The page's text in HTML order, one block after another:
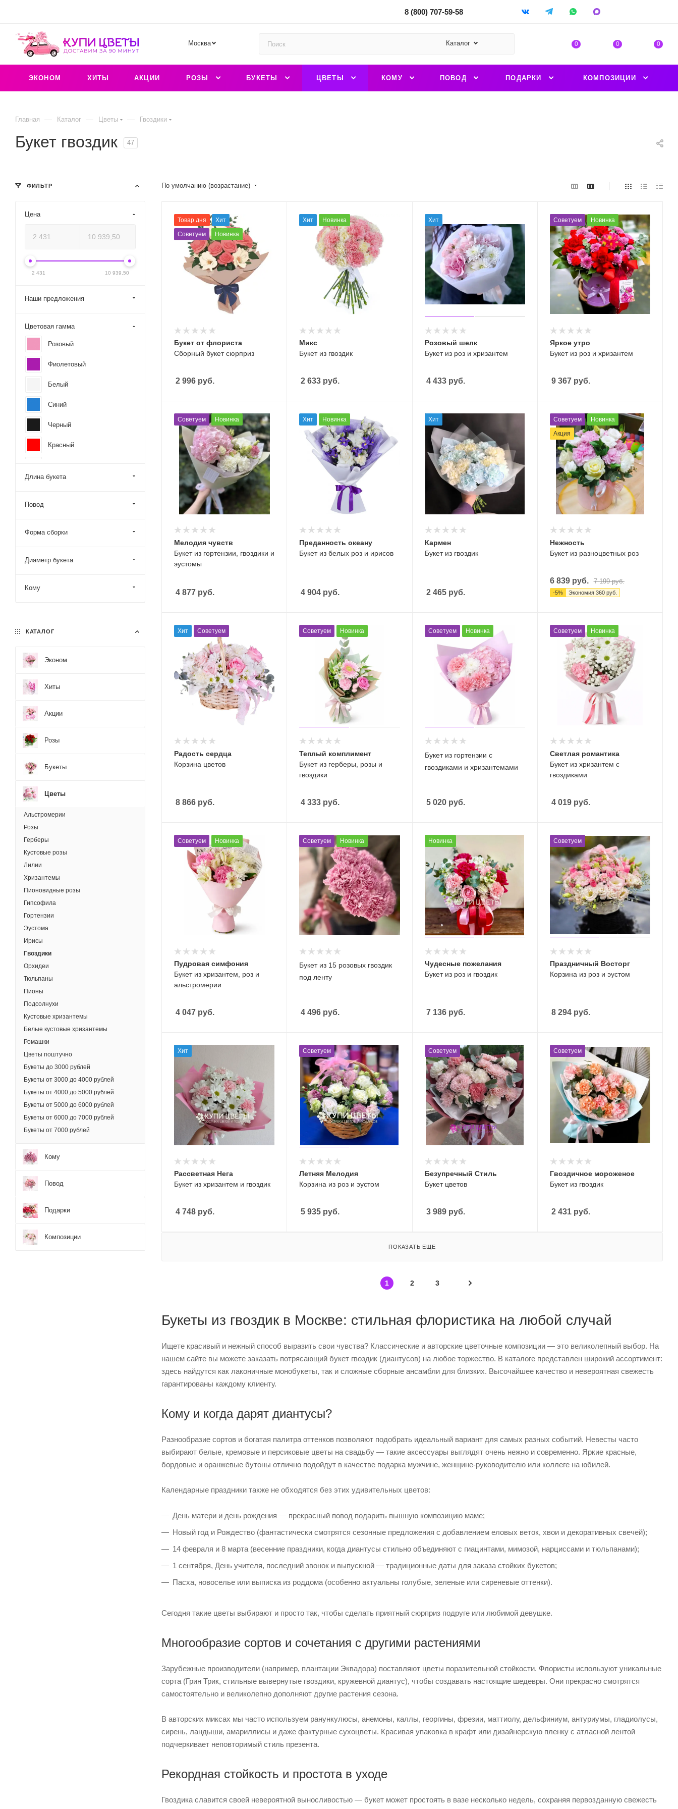
8 (800) 707-59-58
Москва Каталог 0 0 0
ЭКОНОМ ХИТЫ АКЦИИ РОЗЫ БУКЕТЫ ЦВЕТЫ КОМУ ПОВОД ПОДАРКИ КОМПОЗИЦИИ
Главная — Каталог — Цветы — Гвоздики
Букет гвоздик 47
По умолчанию (возрастание)
Товар дня
Хит
Советуем
Новинка
Сборный букет сюрприз
Букет от флориста
2 996 руб.
Хит Новинка
Букет из гвоздик
Микс
2 633 руб.
Хит
Букет из роз и хризантем
Розовый шелк
4 433руб.
Советуем Новинка
Букет из роз и хризантем
Яркое утро
9 367руб.
Советуем Новинка
Букет из гортензии, гвоздики и
эустомы
Мелодия чувств
4 877 руб.
Хит Новинка
Букет из белых роз и ирисов
Преданность океану
4 904 руб.
Хит
Букет из гвоздик
Кармен
2 465руб.
Советуем
Новинка
Акция
Букет из разноцветных роз
Нежность
6 839руб. 7 199руб.
-5% Экономия 360руб.
Хит Советуем
Корзина цветов
Радость сердца
8 866 руб.
Советуем Новинка
Букет из герберы, розы и
гвоздики
Теплый комплимент
4 333 руб.
Советуем Новинка
Букет из гортензии с
гвоздиками и хризантемами
5 020руб.
Советуем Новинка
Букет из хризантем с
гвоздиками
Светлая романтика
4 019руб.
Советуем Новинка
Букет из хризантем, роз и
альстромерии
Пудровая симфония
4 047 руб.
Советуем Новинка
Букет из 15 розовых гвоздик
под ленту
4 496 руб.
Новинка
Букет из роз и гвоздик
Чудесные пожелания
7 136руб.
Советуем
Корзина из роз и эустом
Праздничный Восторг
8 294руб.
Хит
Букет из хризантем и гвоздик
Рассветная Нега
4 748 руб.
Советуем
Корзина из роз и эустом
Летняя Мелодия
5 935 руб.
Советуем
Букет цветов
Безупречный Стиль
3 989руб.
Советуем
Букет из гвоздик
Гвоздичное мороженое
2 431руб.
ПОКАЗАТЬ ЕЩЕ
1 2 3
Букеты из гвоздик в Москве: стильная флористика на любой случай
Ищете красивый и нежный способ выразить свои чувства? Классические и авторские цветочные композиции — это великолепный выбор. На
нашем сайте вы можете заказать потрясающий букет гвоздик (диантусов) на любое торжество. В каталоге представлен широкий ассортимент:
здесь найдутся как лаконичные монобукеты, так и сложные сборные ансамбли для близких. Высочайшее качество и невероятная свежесть
гарантированы каждому клиенту.
Кому и когда дарят диантусы?
Разнообразие сортов и богатая палитра оттенков позволяют подобрать идеальный вариант для самых разных событий. Невесты часто
выбирают белые, кремовые и персиковые цветы на свадьбу — такие аксессуары выглядят очень нежно и современно. Яркие красные,
бордовые и оранжевые бутоны отлично подойдут в качестве подарка мужчине, женщине-руководителю или коллеге на юбилей.
Календарные праздники также не обходятся без этих удивительных цветов:
День матери и день рождения — прекрасный повод подарить пышную композицию маме;
Новый год и Рождество (фантастически смотрятся сезонные предложения с добавлением еловых веток, хвои и декоративных свечей);
14 февраля и 8 марта (весенние праздники, когда диантусы стильно объединяют с гиацинтами, мимозой, нарциссами и тюльпанами);
1 сентября, День учителя, последний звонок и выпускной — традиционные даты для заказа стойких букетов;
Пасха, новоселье или выписка из роддома (особенно актуальны голубые, зеленые или сиреневые оттенки).
Сегодня такие цветы выбирают и просто так, чтобы сделать приятный сюрприз подруге или любимой девушке.
Многообразие сортов и сочетания с другими растениями
Зарубежные производители (например, плантации Эквадора) поставляют цветы поразительной стойкости. Флористы используют уникальные
сорта (Грин Трик, стильные вывернутые гвоздики, кружевной диантус), чтобы создавать настоящие шедевры. Они прекрасно смотрятся
самостоятельно и великолепно дополняют другие растения сезона.
В авторских миксах мы часто используем ранункулюсы, анемоны, каллы, георгины, фрезии, маттиолу, дельфиниум, антуриумы, гладиолусы,
сирень, ландыши, амариллисы и даже фактурные сухоцветы. Красивая упаковка в крафт или дизайнерскую пленку с атласной лентой
подчеркивает неповторимый стиль презента.
Рекордная стойкость и простота в уходе
Гвоздика славится своей невероятной выносливостью — букет может простоять в вазе несколько недель, сохраняя первозданную свежесть
КАТАЛОГ
Эконом
Хиты
Акции
Розы
Букеты
Цветы
Альстромерии
Розы
Герберы
Кустовые розы
Лилии
Хризантемы
Пионовидные розы
Гипсофила
Гортензии
Эустома
Ирисы
Гвоздики
Орхидеи
Тюльпаны
Пионы
Подсолнухи
Кустовые хризантемы
Белые кустовые хризантемы
Ромашки
Цветы поштучно
Букеты до 3000 рублей
Букеты от 3000 до 4000 рублей
Букеты от 4000 до 5000 рублей
Букеты от 5000 до 6000 рублей
Букеты от 6000 до 7000 рублей
Букеты от 7000 рублей
Кому
Повод
Подарки
Композиции
ФИЛЬТР
Цена
2 431 10 939,50
Наши предложения
Цветовая гамма
Розовый
Фиолетовый
Белый
Синий
Черный
Красный
Длина букета
Повод
Форма сборки
Диаметр букета
Кому